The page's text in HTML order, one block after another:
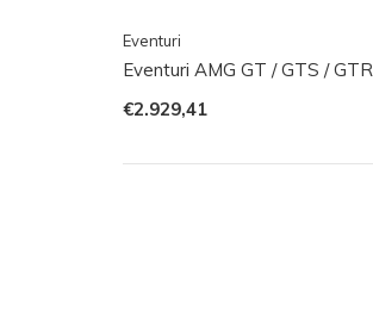
Eventuri
Eventuri AMG GT / GTS / GTR
€2.929,41